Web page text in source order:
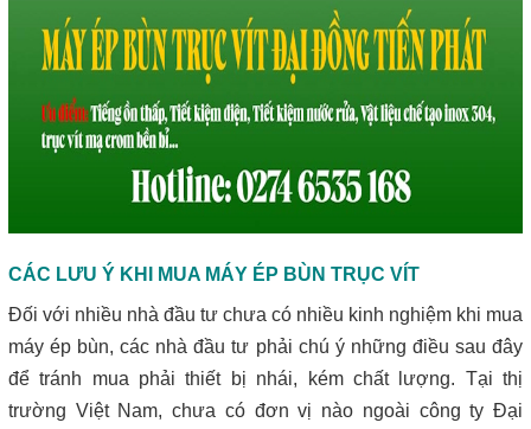
CÁC LƯU Ý KHI MUA MÁY ÉP BÙN TRỤC VÍT
Đối với nhiều nhà đầu tư chưa có nhiều kinh nghiệm khi mua
máy ép bùn, các nhà đầu tư phải chú ý những điều sau đây
để tránh mua phải thiết bị nhái, kém chất lượng. Tại thị
trường Việt Nam, chưa có đơn vị nào ngoài công ty Đại